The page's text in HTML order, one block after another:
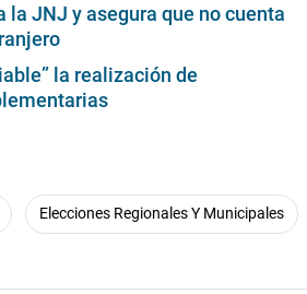
la JNJ y asegura que no cuenta
la realización de
Elecciones Regionales Y Municipales